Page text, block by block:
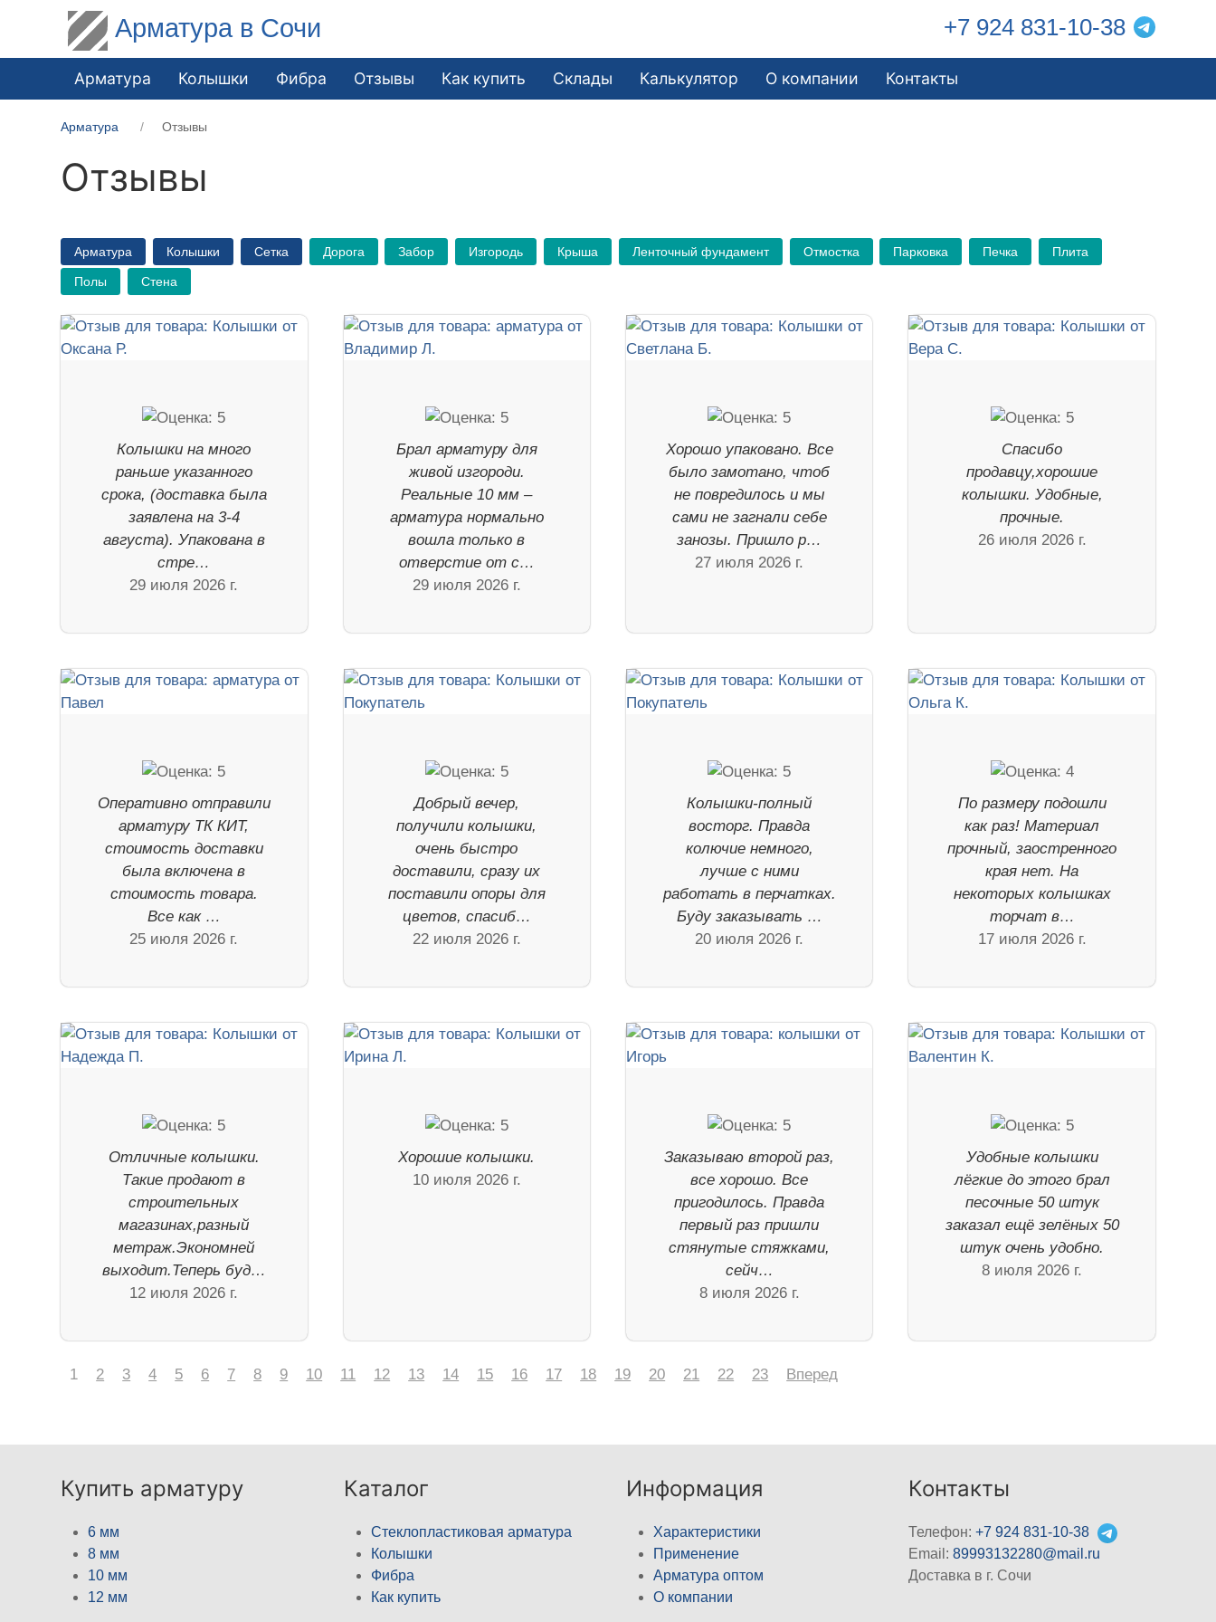
Арматура в Сочи +7 924 831-10-38
Арматура Колышки Фибра Отзывы Как купить Склады Калькулятор О компании Контакты
Арматура Отзывы
Отзывы
Арматура Колышки Сетка Дорога Забор Изгородь Крыша Ленточный фундамент Отмостка Парковка Печка Плита
Полы Стена
Колышки на много
раньше указанного
срока, (доставка была
заявлена на 3-4
августа). Упакована в
стре…
29 июля 2026 г.
Брал арматуру для
живой изгороди.
Реальные 10 мм –
арматура нормально
вошла только в
отверстие от с…
29 июля 2026 г.
Хорошо упаковано. Все
было замотано, чтоб
не повредилось и мы
сами не загнали себе
занозы. Пришло р…
27 июля 2026 г.
Спасибо
продавцу,хорошие
колышки. Удобные,
прочные.
26 июля 2026 г.
Оперативно отправили
арматуру ТК КИТ,
стоимость доставки
была включена в
стоимость товара.
Все как …
25 июля 2026 г.
Добрый вечер,
получили колышки,
очень быстро
доставили, сразу их
поставили опоры для
цветов, спасиб…
22 июля 2026 г.
Колышки-полный
восторг. Правда
колючие немного,
лучше с ними
работать в перчатках.
Буду заказывать …
20 июля 2026 г.
По размеру подошли
как раз! Материал
прочный, заостренного
края нет. На
некоторых колышках
торчат в…
17 июля 2026 г.
Отличные колышки.
Такие продают в
строительных
магазинах,разный
метраж.Экономней
выходит.Теперь буд…
12 июля 2026 г.
Хорошие колышки.
10 июля 2026 г.
Заказываю второй раз,
все хорошо. Все
пригодилось. Правда
первый раз пришли
стянутые стяжками,
сейч…
8 июля 2026 г.
Удобные колышки
лёгкие до этого брал
песочные 50 штук
заказал ещё зелёных 50
штук очень удобно.
8 июля 2026 г.
1 2 3 4 5 6 7 8 9 10 11 12 13 14 15 16 17 18 19 20 21 22 23 Вперед
Купить арматуру
6 мм
8 мм
10 мм
12 мм
Каталог
Стеклопластиковая арматура
Колышки
Фибра
Как купить
Информация
Характеристики
Применение
Арматура оптом
О компании
Контакты
Телефон:+7 924 831-10-38
Email:89993132280@mail.ru
Доставка в г. Сочи